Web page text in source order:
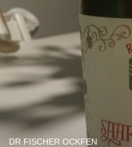
DR FISCHER OCKFEN